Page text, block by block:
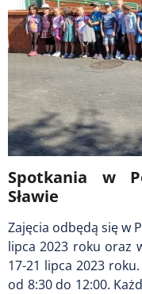
Spotkania w
Sławie
Zajęcia odbędą się w
lipca 2023 roku oraz
17-21 lipca 2023
od 8:30 do 12:00.